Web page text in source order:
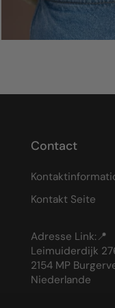
Contact
Kontakt Seite
Adresse Link:📍
Leimuiderdijk
2154 MP
Niederlande